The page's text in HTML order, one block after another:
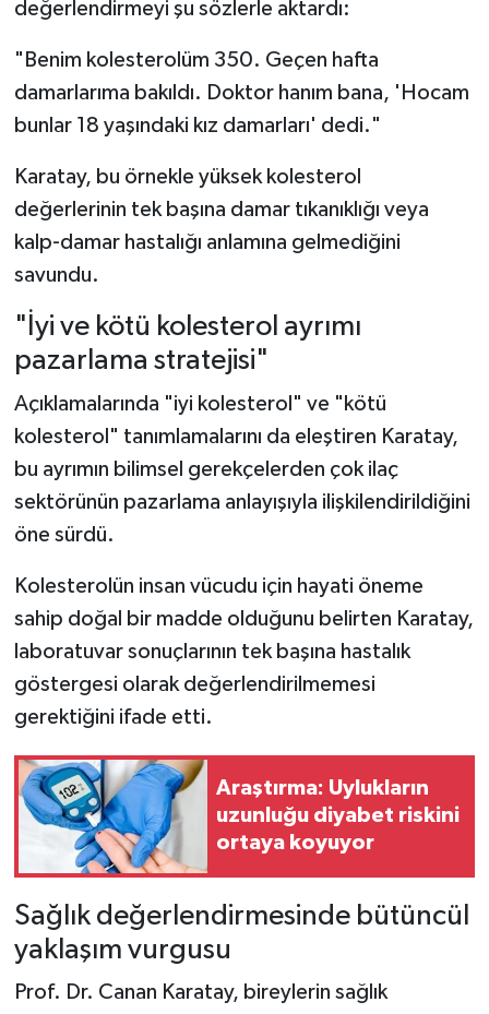
değerlendirmeyi şu sözlerle aktardı:
"Benim kolesterolüm 350. Geçen hafta
damarlarıma bakıldı. Doktor hanım bana, 'Hocam
bunlar 18 yaşındaki kız damarları' dedi."
Karatay, bu örnekle yüksek kolesterol
değerlerinin tek başına damar tıkanıklığı veya
kalp-damar hastalığı anlamına gelmediğini
savundu.
"İyi ve kötü kolesterol ayrımı
pazarlama stratejisi"
Açıklamalarında "iyi kolesterol" ve "kötü
kolesterol" tanımlamalarını da eleştiren Karatay,
bu ayrımın bilimsel gerekçelerden çok ilaç
sektörünün pazarlama anlayışıyla ilişkilendirildiğini
öne sürdü.
Kolesterolün insan vücudu için hayati öneme
sahip doğal bir madde olduğunu belirten Karatay,
laboratuvar sonuçlarının tek başına hastalık
göstergesi olarak değerlendirilmemesi
gerektiğini ifade etti.
Araştırma: Uylukların
uzunluğu diyabet riskini
ortaya koyuyor
Sağlık değerlendirmesinde bütüncül
yaklaşım vurgusu
Prof. Dr. Canan Karatay, bireylerin sağlık